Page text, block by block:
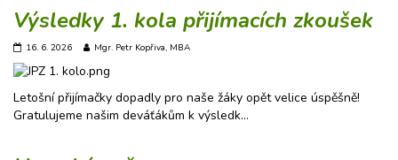
Výsledky 1. kola přijímacích zkoušek
16. 6. 2026 Mgr. Petr Kopřiva, MBA
Letošní přijímačky dopadly pro naše žáky opět velice úspěšně!
Gratulujeme našim deváťákům k výsledk…